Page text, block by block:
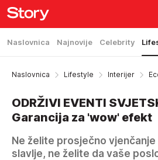
Naslovnica Najnovije Celebrity
Naslovnica Lifestyle Interijer
ODRŽIVI EVENTI
Garancija za 'wow' efekt
Ne želite prosječno
slavlje, ne želite da vaše